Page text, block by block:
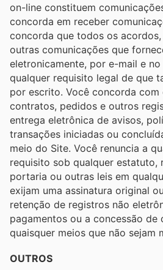
on-line constituem
concorda em receber
concorda que todos os
outras comunicações que
eletronicamente, por e-mail e
qualquer requisito legal de que
por escrito. Você concorda com
contratos, pedidos e outros
entrega eletrônica de avisos,
transações iniciadas ou
meio do Site. Você renuncia a
requisito sob qualquer estatuto,
portaria ou outras leis em
exijam uma assinatura original
retenção de registros não
pagamentos ou a concessão de
quaisquer meios que não sejam
OUTROS